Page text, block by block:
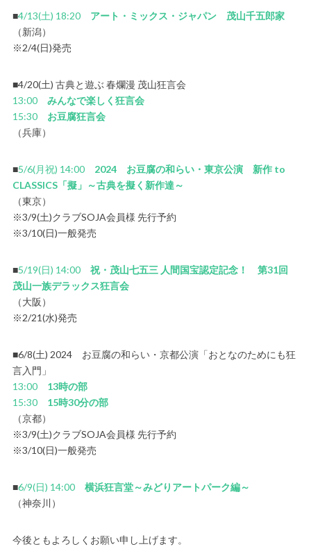
■4/13(土) 18:20 アート・ミックス・ジャパン 茂山千五郎家
（新潟）
※2/4(日)発売
■4/20(土) 古典と遊ぶ 春爛漫 茂山狂言会
13:00 みんなで楽しく狂言会
15:30 お豆腐狂言会
（兵庫）
■5/6(月祝) 14:00 2024 お豆腐の和らい・東京公演 新作 to
CLASSICS「擬」～古典を擬く新作達～
（東京）
※3/9(土)クラブSOJA会員様 先行予約
※3/10(日)一般発売
■5/19(日) 14:00 祝・茂山七五三 人間国宝認定記念！ 第31回
茂山一族デラックス狂言会
（大阪）
※2/21(水)発売
■6/8(土) 2024 お豆腐の和らい・京都公演「おとなのためにも狂
言入門」
13:00 13時の部
15:30 15時30分の部
（京都）
※3/9(土)クラブSOJA会員様 先行予約
※3/10(日)一般発売
■6/9(日) 14:00 横浜狂言堂～みどりアートパーク編～
（神奈川）
今後ともよろしくお願い申し上げます。